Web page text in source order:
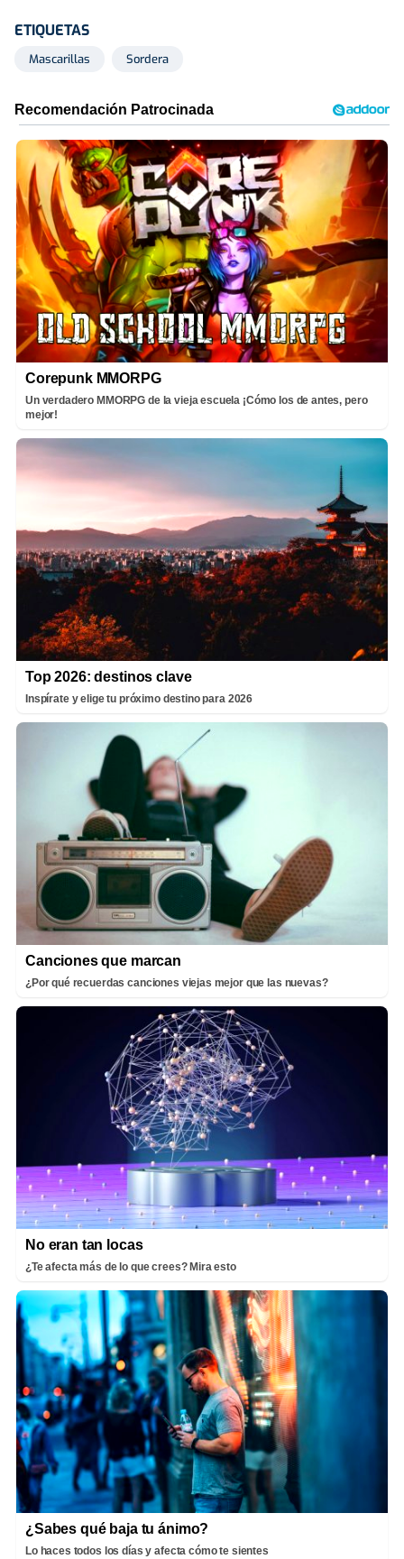
ETIQUETAS
Mascarillas Sordera
Corepunk MMORPG
Un verdadero MMORPG de la vieja escuela ¡Cómo los de antes, pero
mejor!
Top 2026: destinos clave
Inspírate y elige tu próximo destino para 2026
Canciones que marcan
¿Por qué recuerdas canciones viejas mejor que las nuevas?
No eran tan locas
¿Te afecta más de lo que crees? Mira esto
¿Sabes qué baja tu ánimo?
Lo haces todos los días y afecta cómo te sientes